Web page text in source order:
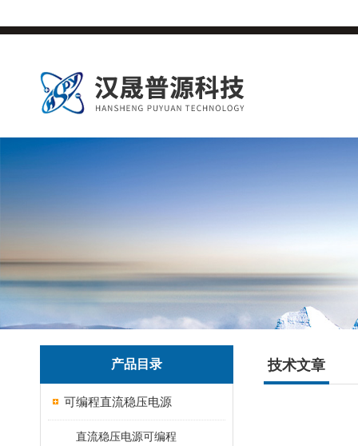
产品目录
可编程直流稳压电源
直流稳压电源可编程
技术文章